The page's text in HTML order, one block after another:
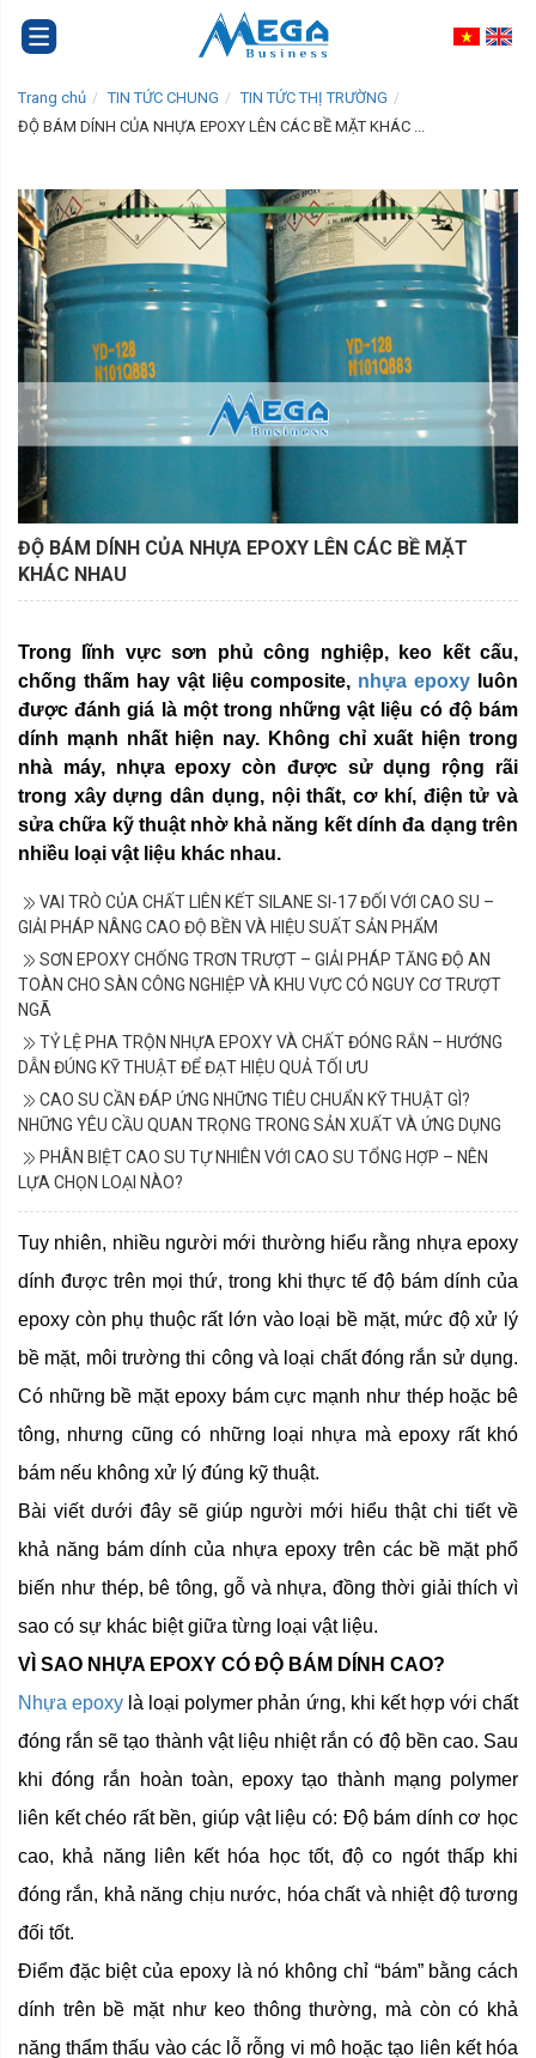
Trang chủ TIN TỨC CHUNG
TIN TỨC THỊ TRƯỜNG
ĐỘ BÁM DÍNH CỦA NHỰA EPOXY LÊN CÁC BỀ MẶT KHÁC ...
ĐỘ BÁM DÍNH CỦA NHỰA EPOXY LÊN CÁC BỀ MẶT
KHÁC NHAU
Trong lĩnh vực sơn phủ công nghiệp, keo kết cấu,
chống thấm hay vật liệu composite, nhựa epoxy luôn
được đánh giá là một trong những vật liệu có độ bám
dính mạnh nhất hiện nay. Không chỉ xuất hiện trong
nhà máy, nhựa epoxy còn được sử dụng rộng rãi
trong xây dựng dân dụng, nội thất, cơ khí, điện tử và
sửa chữa kỹ thuật nhờ khả năng kết dính đa dạng trên
nhiều loại vật liệu khác nhau.
VAI TRÒ CỦA CHẤT LIÊN KẾT SILANE SI-17 ĐỐI VỚI CAO SU –
GIẢI PHÁP NÂNG CAO ĐỘ BỀN VÀ HIỆU SUẤT SẢN PHẨM
SƠN EPOXY CHỐNG TRƠN TRƯỢT – GIẢI PHÁP TĂNG ĐỘ AN
TOÀN CHO SÀN CÔNG NGHIỆP VÀ KHU VỰC CÓ NGUY CƠ TRƯỢT
NGÃ
TỶ LỆ PHA TRỘN NHỰA EPOXY VÀ CHẤT ĐÓNG RẮN – HƯỚNG
DẪN ĐÚNG KỸ THUẬT ĐỂ ĐẠT HIỆU QUẢ TỐI ƯU
CAO SU CẦN ĐÁP ỨNG NHỮNG TIÊU CHUẨN KỸ THUẬT GÌ?
NHỮNG YÊU CẦU QUAN TRỌNG TRONG SẢN XUẤT VÀ ỨNG DỤNG
PHÂN BIỆT CAO SU TỰ NHIÊN VỚI CAO SU TỔNG HỢP – NÊN
LỰA CHỌN LOẠI NÀO?
Tuy nhiên, nhiều người mới thường hiểu rằng nhựa epoxy
dính được trên mọi thứ, trong khi thực tế độ bám dính của
epoxy còn phụ thuộc rất lớn vào loại bề mặt, mức độ xử lý
bề mặt, môi trường thi công và loại chất đóng rắn sử dụng.
Có những bề mặt epoxy bám cực mạnh như thép hoặc bê
tông, nhưng cũng có những loại nhựa mà epoxy rất khó
bám nếu không xử lý đúng kỹ thuật.
Bài viết dưới đây sẽ giúp người mới hiểu thật chi tiết về
khả năng bám dính của nhựa epoxy trên các bề mặt phổ
biến như thép, bê tông, gỗ và nhựa, đồng thời giải thích vì
sao có sự khác biệt giữa từng loại vật liệu.
VÌ SAO NHỰA EPOXY CÓ ĐỘ BÁM DÍNH CAO?
Nhựa epoxy là loại polymer phản ứng, khi kết hợp với chất
đóng rắn sẽ tạo thành vật liệu nhiệt rắn có độ bền cao. Sau
khi đóng rắn hoàn toàn, epoxy tạo thành mạng polymer
liên kết chéo rất bền, giúp vật liệu có: Độ bám dính cơ học
cao, khả năng liên kết hóa học tốt, độ co ngót thấp khi
đóng rắn, khả năng chịu nước, hóa chất và nhiệt độ tương
đối tốt.
Điểm đặc biệt của epoxy là nó không chỉ “bám” bằng cách
dính trên bề mặt như keo thông thường, mà còn có khả
năng thẩm thấu vào các lỗ rỗng vi mô hoặc tạo liên kết hóa